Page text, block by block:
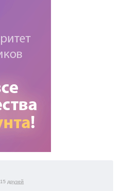
друзей